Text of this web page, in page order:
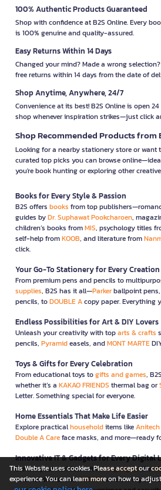
100% Authentic Products Guaranteed
Shop with confidence at B2S Online. Every
is 100% genuine and quality-assured.
Easy Returns Within 14 Days
Changed your mind? Made a wrong
free returns within 14 days from the date of
Shop Anytime, Anywhere, 24/7
Convenience at its best! B2S Online is open
shop whenever inspiration strikes—just click
Shop Recommended Products from
Looking for a nearby stationery store or want
curated top picks you can browse
you're book hunting or exploring other
Books for Every Style & Passion
B2S offers books from top
guides byDr. Suphawat Pookcharoen,
children’s books fromMIS, psychology titles
self-help fromKOOB, and literature from
click.
Your Go-To Stationery for Every Creation
From premium pens and pencils to
supplies, B2S has it all—Parkerballpoint pens,
pencils, toDOUBLE Acopy paper. Everything
Endless Possibilities for Art & DIY Lovers
Unleash your creativity with toparts & crafts
pencils, Pyramideasels, andMONT MARTE
Toys & Gifts for Every Celebration
From educational toys togifts and games,
whether it’s a KAKAO FRIENDS thermal bag or
Letter. Something special for everyone.
Home Essentials That Make Life Easier
Explore practicalhouseholditems likeAnitech
Double A Careface masks, and more—ready
Innovative IT & Gadgets for Every Digital
Elevate your workflow withIT & gadgetslike
external drives, andGEEZERwireless
This Website uses cookies. Please accept our
experience. You can learn more on how to